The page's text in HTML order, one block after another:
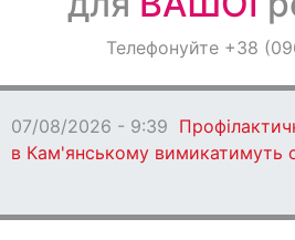
ОголошенняТелефонуйте +38
07/08/2026 - 9:39
в Кам'янському вимикатимуть